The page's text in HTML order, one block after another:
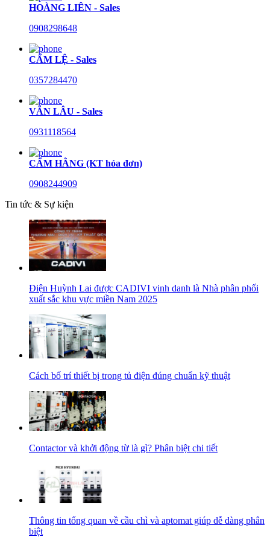
HOÀNG LIÊN - Sales
0908298648
CẨM LỆ - Sales
0357284470
VĂN LÂU - Sales
0931118564
CẨM HẰNG (KT hóa đơn)
0908244909
Tin tức & Sự kiện
Điện Huỳnh Lai được CADIVI vinh danh là Nhà phân phối
xuất sắc khu vực miền Nam 2025
Cách bố trí thiết bị trong tủ điện đúng chuẩn kỹ thuật
Contactor và khởi động từ là gì? Phân biệt chi tiết
Thông tin tổng quan về cầu chì và aptomat giúp dễ dàng phân
biệt